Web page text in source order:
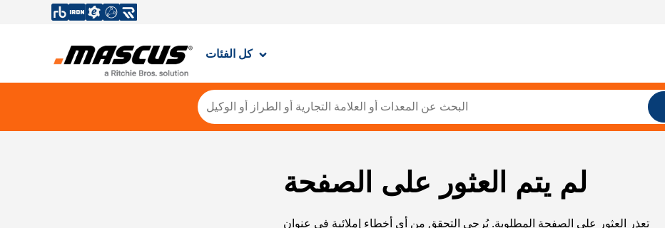
كل الفئات
لم يتم العثور على الصفحة
تعذر العثور على الصفحة المطلوبة. يُرجى التحقق من أي أخطاء إملائية في عنوان